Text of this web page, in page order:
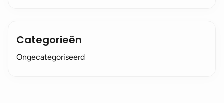
Categorieën
Ongecategoriseerd